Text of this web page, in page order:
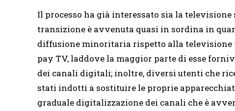
Il processo ha già interessato sia la
transizione è avvenuta quasi in sordina in
diffusione minoritaria rispetto alla
pay TV, laddove la maggior parte di esse
dei canali digitali; inoltre, diversi utenti che
stati indotti a sostituire le proprie
graduale digitalizzazione dei canali che è